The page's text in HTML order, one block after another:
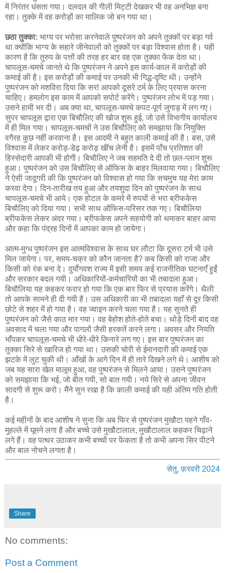
में निरंतर धंसता गया। दलदल की गीली मिट्टी देखकर भी वह अनभिज्ञ बना
रहा। तुक्के में वह करोड़ों का मालिक जो बन गया था।
छठा तुक्का: भाग्य पर भरोसा करनेवाले पुष्परंजन को अपने तुक्कों पर बड़ा गर्व
था क्योंकि भाग्य के सहारे जीनेवालों को तुक्कों पर बड़ा विश्वास होता है। यही
कारण है कि तुरुप के पत्तों की तरह हर बार वह एक तुक्का फेंक देता था।
चापलूस-चमचे जानते थे कि पुष्परंजन ने अपने इस कार्य-काल में करोड़ों की
कमाई की है। इस करोड़ों की कमाई पर उनकी भी गिद्ध-दृष्टि थी। उन्होंने
पुष्परंजन को मशविरा दिया कि सर! आपको दूसरे टर्म के लिए प्रयास करना
चाहिए। हमलोग इस काम में आपको सपोर्ट करेंगे। पुष्परंजन लोभ में पड़ गया।
उसने हामी भर दी। अब क्या था, चापलूस-चमचे कपट-पूर्ण जुगाड़ में लग गए।
सुपर चापलूस द्वारा एक बिचौलिए की खोज शुरू हुई, जो उसे विभागीय कार्यालय
में ही मिल गया। चापलूस-चमचों ने उस बिचौलिए को समझाया कि नियुक्ति
वगैरह कुछ नहीं करवाना है। इस आदमी ने बहुत काली कमाई की है। बस, उसे
विश्वास में लेकर करोड़-डेढ़ करोड़ खींच लेनी है। इसमें पाँच प्रतिशत की
हिस्सेदारी आपकी भी होगी। बिचौलिए ने जब सहमति दे दी तो छल-प्लान शुरू
हुआ। पुष्परंजन को उस बिचौलिए से ऑफिस के बाहर मिलवाया गया। बिचौलिए
ने ऐसी जादूगरी की कि पुष्परंजन को विश्वास हो गया कि सचमुच यह मेरा काम
करवा देगा। दिन-तारीख तय हुआ और तयशुदा दिन को पुष्परंजन के साथ
चापलूस-चमचे भी आये। एक होटल के कमरे में रुपयों से भरा ब्रीफकेस
बिचौलिए को दिया गया। सभी साथ ऑफिस-परिसर तक गए। बिचौलिया
ब्रीफकेस लेकर अंदर गया। ब्रीफकेस अपने सहयोगी को थमाकर बाहर आया
और कहा कि पंद्रह दिनों में आपका काम हो जायेगा।
आत्म-मुग्ध पुष्परंजन इस आत्मविश्वास के साथ घर लौटा कि दूसरा टर्म भी उसे
मिल जायेगा। पर, समय-चक्र को कौन जानता है? कब किसी को राजा और
किसी को रंक बना दे। दुर्योगवश राज्य में इसी समय कई राजनीतिक घटनाएँ हुईं
और सरकार बदल गयी। अधिकारियों-कर्मचारियों का भी तबादला हुआ।
बिचौलिया यह कहकर फरार हो गया कि एक बार फिर से प्रयास करेंगे। थैली
तो आपके सामने ही दी गयी है। उस अधिकारी का भी तबादला यहाँ से दूर किसी
छोटे से शहर में हो गया है। वह ज्वाइन करने चला गया है। यह सुनते ही
पुष्परंजन को जैसे काठ मार गया। वह बेहोश होते-होते बचा। थोड़े दिनों बाद वह
अवसाद में चला गया और पागलों जैसी हरकतें करने लगा। अवसर और नियति
भाँपकर चापलूस-चमचे भी धीरे-धीरे किनारे लग गए। इस बार पुष्परंजन का
तुक्का सिरे से खारिज हो गया था। उसकी चोरी से ईमानदारी की कमाई एक
झटके में लुट चुकी थी। आँखों के आगे दिन में ही तारे दिखने लगे थे। आशीष को
जब यह सारा खेल मालूम हुआ, वह पुष्परंजन से मिलने आया। उसने पुष्परंजन
को समझाया कि भई, जो बीत गयी, सो बात गयी। नये सिरे से अपना जीवन
सादगी से शुरू करो। मैंने सुन रखा है कि काली कमाई की यही अंतिम गति होती
है।
कई महीनों के बाद आशीष ने सुना कि अब फिर से पुष्परंजन मुखौटा पहने गाँव-
मुहल्ले में घूमने लगा है और बच्चे उसे मुखौटालाल, मुखौटालाल कहकर चिढ़ाने
लगे हैं। वह पत्थर उठाकर कभी बच्चों पर फेंकता है तो कभी अपना सिर पीटने
और बाल नोचने लगता है।
सेतु, फ़रवरी 2024
Share
No comments:
Post a Comment